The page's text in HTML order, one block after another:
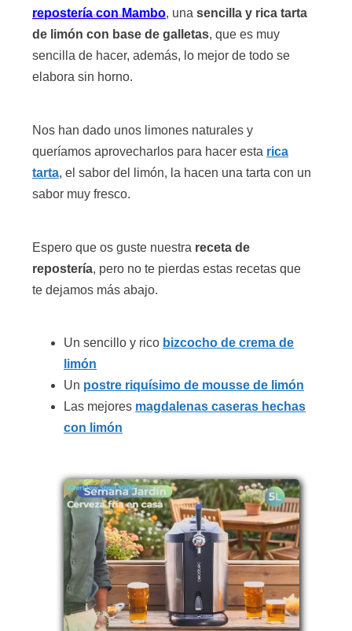
repostería con Mambo, una sencilla y rica tarta
de limón con base de galletas, que es muy
sencilla de hacer, además, lo mejor de todo se
elabora sin horno.
Nos han dado unos limones naturales y
queríamos aprovecharlos para hacer esta rica
tarta, el sabor del limón, la hacen una tarta con un
sabor muy fresco.
Espero que os guste nuestra receta de
repostería, pero no te pierdas estas recetas que
te dejamos más abajo.
Un sencillo y rico bizcocho de crema de
limón
Un postre riquísimo de mousse de limón
Las mejores magdalenas caseras hechas
con limón